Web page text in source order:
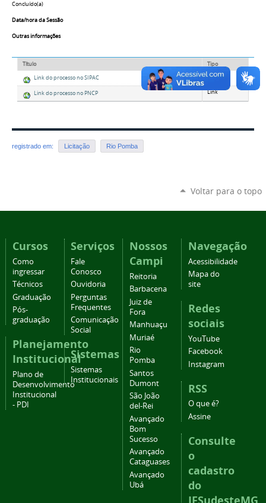
Concluído(a)
Data/hora da Sessão
Outras informações
Título
Tipo
Link do processo no SIPAC
Link
Link do processo no PNCP Link
registrado em: Licitação Rio Pomba
Voltar para o topo
Cursos
Como
ingressar
Técnicos
Graduação
Pós-
graduação
Planejamento
Institucional
Plano de
Desenvolvimento
Institucional
- PDI
Serviços
Fale
Conosco
Ouvidoria
Perguntas
Frequentes
Comunicação
Social
Sistemas
Sistemas
Institucionais
Nossos
Campi
Reitoria
Barbacena
Juiz de
Fora
Manhuaçu
Muriaé
Rio
Pomba
Santos
Dumont
São João
del-Rei
Avançado
Bom
Sucesso
Avançado
Cataguases
Avançado
Ubá
Navegação
Acessibilidade
Mapa do
site
Redes
sociais
YouTube
Facebook
Instagram
RSS
O que é?
Assine
Consulte
o
cadastro
do